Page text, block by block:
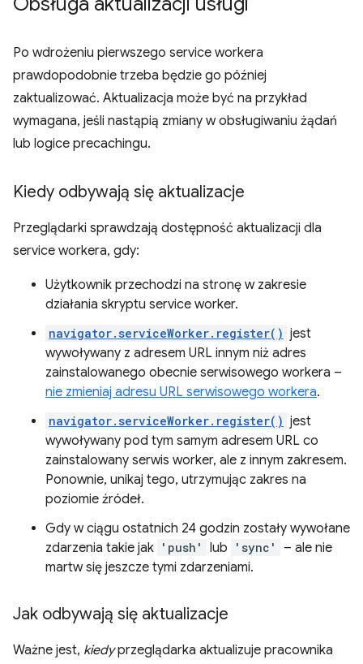
Po wdrożeniu pierwszego service workera
prawdopodobnie trzeba będzie go później
zaktualizować. Aktualizacja może być na przykład
wymagana, jeśli nastąpią zmiany w obsługiwaniu żądań
lub logice precachingu.
Kiedy odbywają się aktualizacje
Przeglądarki sprawdzają dostępność aktualizacji dla
service workera, gdy:
Użytkownik przechodzi na stronę w zakresie
działania skryptu service worker.
navigator.serviceWorker.register() jest
wywoływany z adresem URL innym niż adres
zainstalowanego obecnie serwisowego workera –
nie zmieniaj adresu URL serwisowego workera.
navigator.serviceWorker.register() jest
wywoływany pod tym samym adresem URL co
zainstalowany serwis worker, ale z innym zakresem.
Ponownie, unikaj tego, utrzymując zakres na
poziomie źródeł.
Gdy w ciągu ostatnich 24 godzin zostały wywołane
zdarzenia takie jak 'push' lub 'sync'
– ale nie
martw się jeszcze tymi zdarzeniami.
Jak odbywają się aktualizacje
Ważne jest, kiedyprzeglądarka aktualizuje pracownika